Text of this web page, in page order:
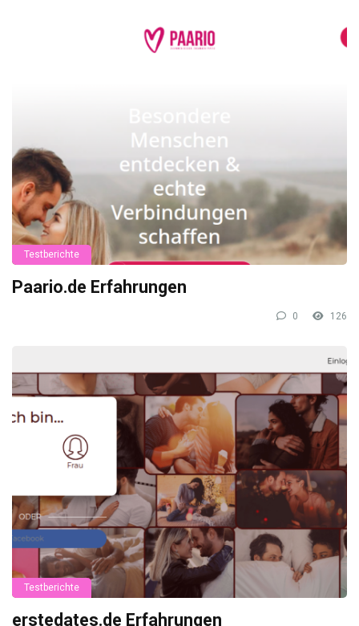
Testberichte
Paario.de Erfahrungen
0 126
Testberichte
erstedates.de Erfahrungen